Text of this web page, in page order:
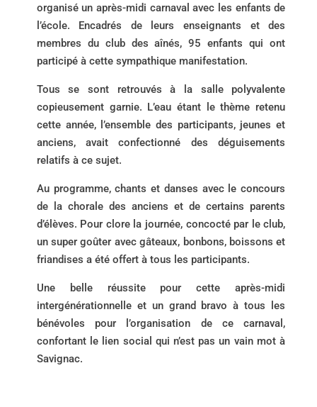
organisé un après-midi carnaval avec les enfants de
l’école. Encadrés de leurs enseignants et des
membres du club des aînés, 95 enfants qui ont
participé à cette sympathique manifestation.
Tous se sont retrouvés à la salle polyvalente
copieusement garnie. L’eau étant le thème retenu
cette année, l’ensemble des participants, jeunes et
anciens, avait confectionné des déguisements
relatifs à ce sujet.
Au programme, chants et danses avec le concours
de la chorale des anciens et de certains parents
d’élèves. Pour clore la journée, concocté par le club,
un super goûter avec gâteaux, bonbons, boissons et
friandises a été offert à tous les participants.
Une belle réussite pour cette après-midi
intergénérationnelle et un grand bravo à tous les
bénévoles pour l’organisation de ce carnaval,
confortant le lien social qui n’est pas un vain mot à
Savignac.